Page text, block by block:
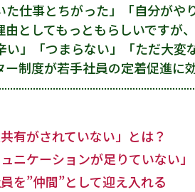
た仕事とちがった」「自分が
由としてもっともらしいですが
い」「つまらない」「ただ大
ー制度が若手社員の定着促進に
有がされていない」とは？
ニケーションが足りていない」
を”仲間”として迎え入れる